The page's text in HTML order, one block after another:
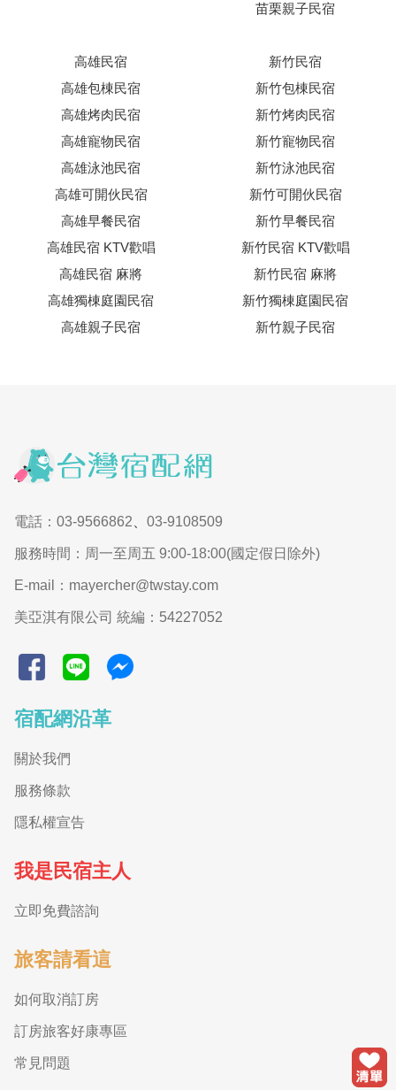
苗栗親子民宿
高雄民宿
高雄包棟民宿
高雄烤肉民宿
高雄寵物民宿
高雄泳池民宿
高雄可開伙民宿
高雄早餐民宿
高雄民宿 KTV歡唱
高雄民宿 麻將
高雄獨棟庭園民宿
高雄親子民宿
新竹民宿
新竹包棟民宿
新竹烤肉民宿
新竹寵物民宿
新竹泳池民宿
新竹可開伙民宿
新竹早餐民宿
新竹民宿 KTV歡唱
新竹民宿 麻將
新竹獨棟庭園民宿
新竹親子民宿
電話：03-9566862 03-9108509
服務時間：周一至周五 9:00-18:00(國定假日除外)
E-mail：mayercher@twstay.com
美亞淇有限公司 統編：54227052
宿配網沿革
關於我們
服務條款
隱私權宣告
我是民宿主人
立即免費諮詢
旅客請看這
如何取消訂房
訂房旅客好康專區
常見問題